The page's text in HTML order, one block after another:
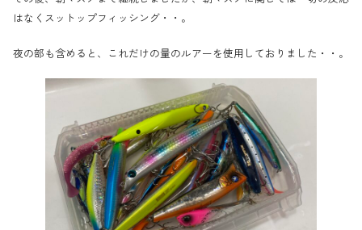
はなくスットップフィッシング・・。
夜の部も含めると、これだけの量のルアーを使用しておりました・・。